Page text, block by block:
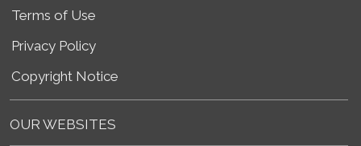
Terms of Use
Privacy Policy
Copyright Notice
OUR WEBSITES